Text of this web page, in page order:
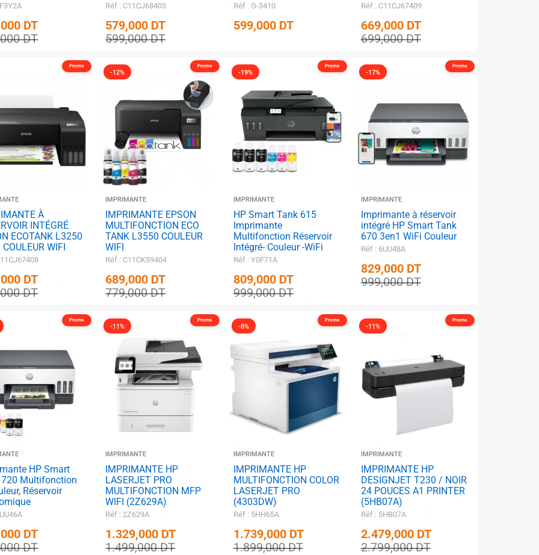
DT
DT
Réf : C11CJ68403
599,000DT
579,000 DT
Réf : G-3410
599,000 DT
Réf : C11CJ67409
699,000DT
669,000 DT
Promo
À
INTÉGRÉ
ECOTANK L3250
WIFI
DT
DT
-12%
Promo
IMPRIMANTE
IMPRIMANTE EPSON
MULTIFONCTION ECO
TANK L3550 COULEUR
WIFI
Réf : C11CK59404
779,000DT
689,000 DT
-19%
Promo
IMPRIMANTE
HP Smart Tank 615
Imprimante
Multifonction Réservoir
Intégré- Couleur -WiFi
Réf : Y0F71A
999,000DT
809,000 DT
-17%
Promo
IMPRIMANTE
Imprimante à réservoir
intégré HP Smart Tank
670 3en1 WiFi Couleur
Réf : 6UU48A
999,000DT
829,000 DT
Promo
HP Smart
720 Multifonction
Réservoir
DT
DT
-11%
Promo
IMPRIMANTE
IMPRIMANTE HP
LASERJET PRO
MULTIFONCTION MFP
WIFI (2Z629A)
Réf : 2Z629A
1.499,000DT
1.329,000 DT
-8%
Promo
IMPRIMANTE
IMPRIMANTE HP
MULTIFONCTION COLOR
LASERJET PRO
(4303DW)
Réf : 5HH65A
1.899,000DT
1.739,000 DT
-11%
Promo
IMPRIMANTE
IMPRIMANTE HP
DESIGNJET T230 / NOIR
24 POUCES A1 PRINTER
(5HB07A)
Réf : 5HB07A
2.799,000DT
2.479,000 DT
✱